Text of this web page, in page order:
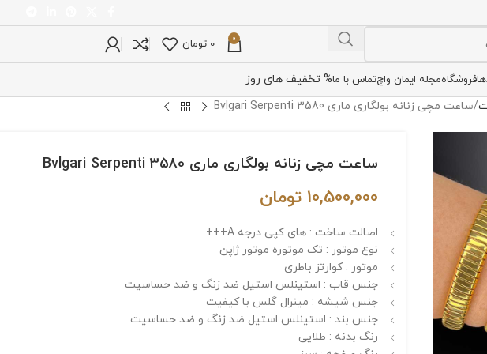
0
0 تومان
فروشگاهمجله ایمان واچتماس با ما% تخفیف های روز
ساعت مچی زنانه بولگاری ماری Bvlgari Serpenti 3580
ساعت مچی زنانه بولگاری ماری Bvlgari Serpenti 3580
10,500,000 تومان
اصالت ساخت : های کپی درجه A+++
نوع موتور : تک موتوره موتور ژاپن
موتور : کوارتز باطری
جنس قاب : استینلس استیل ضد زنگ و ضد حساسیت
جنس شیشه : مینرال گلس با کیفیت
جنس بند : استینلس استیل ضد زنگ و ضد حساسیت
رنگ بدنه : طلایی